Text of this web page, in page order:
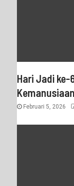
Hari Jadi ke-
Februari 5, 2026